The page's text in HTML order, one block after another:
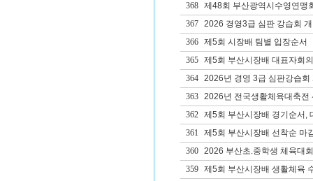
368
제48회 부산광역시수영연맹
367
2026 경영3급 심판 강습회
366
제5회 시장배 팀별 입장순서
365
제5회 부산시장배 대표자회
364
2026년 경영 3급 심판강습회
363
2026년 전국생활체육대축전
362
제5회 부산시장배 경기순서,
361
제5회 부산시장배 선착순 마
360
2026 부산초.중학생 체육대
359
제5회 부산시장배 생활체육